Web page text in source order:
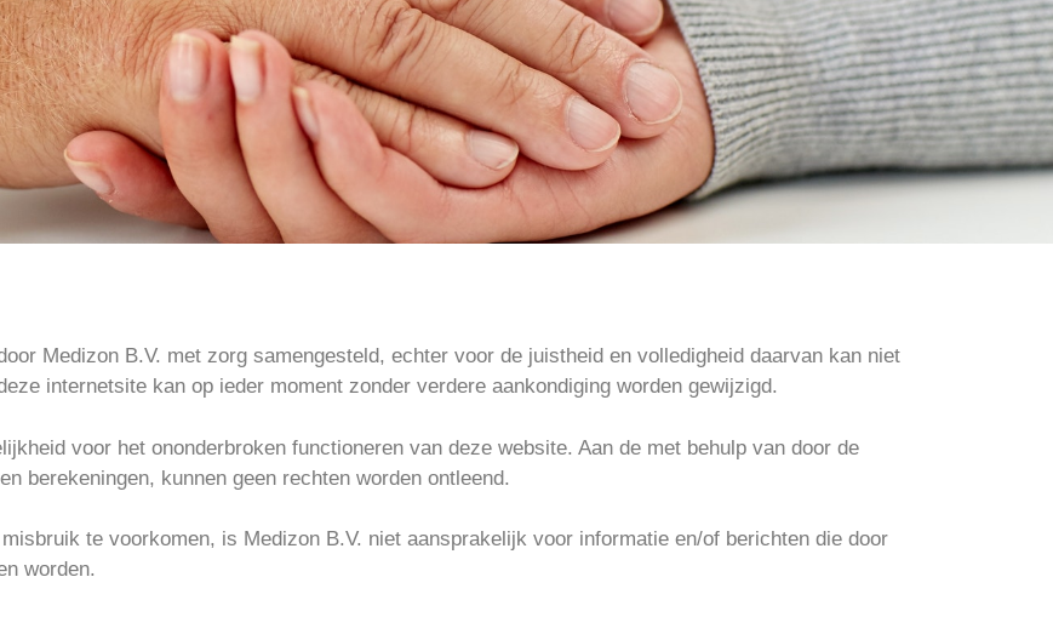
Medizon B.V. met zorg samengesteld, echter voor de juistheid en volledigheid daarvan kan niet
internetsite kan op ieder moment zonder verdere aankondiging worden gewijzigd.
voor het ononderbroken functioneren van deze website. Aan de met behulp van door de
berekeningen, kunnen geen rechten worden ontleend.
te voorkomen, is Medizon B.V. niet aansprakelijk voor informatie en/of berichten die door
worden.